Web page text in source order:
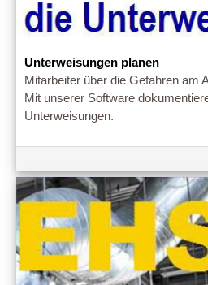
Unterweisungen planen
Mitarbeiter über die Gefahren am
Mit unserer Software
Unterweisungen.